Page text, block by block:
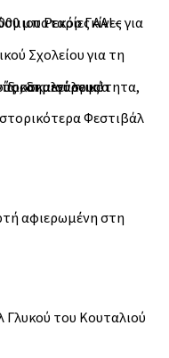
Φεστιβάλ
αφιερωμένη στη
Γλυκού του Κουταλιού